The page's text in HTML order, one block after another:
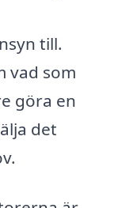
till.
vad som
göra en
det